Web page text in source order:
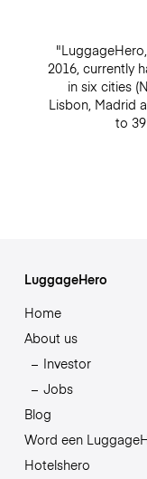
2016, currently
in six cities
Lisbon, Madrid
to
LuggageHero
Home
About us
Investor
Jobs
Blog
Word een
Hotelshero